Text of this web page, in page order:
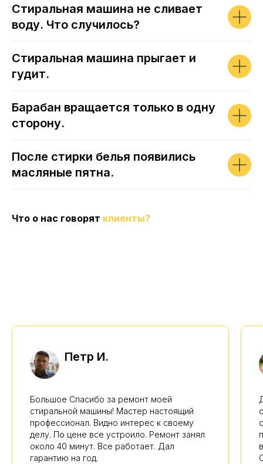
Стиральная машина не сливает
воду. Что случилось?
Стиральная машина прыгает и
гудит.
Барабан вращается только в одну
сторону.
После стирки белья появились
масляные пятна.
Что о нас говорят клиенты?
Петр И.
Большое Спасибо за ремонт моей
стиральной машины! Мастер настоящий
профессионал. Видно интерес к своему
делу. По цене все устроило. Ремонт занял
около 40 минут. Все работает. Дал
гарантию на год.